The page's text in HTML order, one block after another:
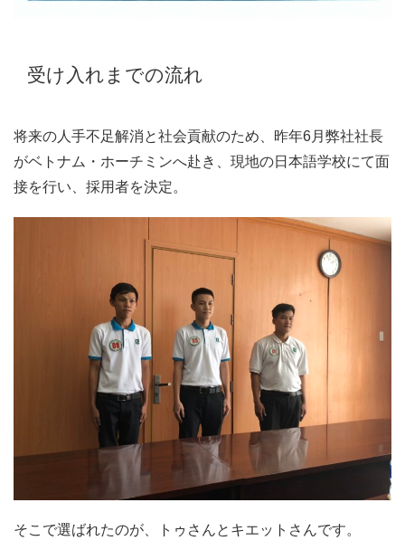
受け入れまでの流れ
将来の人手不足解消と社会貢献のため、昨年6月弊社社長
がベトナム・ホーチミンへ赴き、現地の日本語学校にて面
接を行い、採用者を決定。
そこで選ばれたのが、トゥさんとキエットさんです。